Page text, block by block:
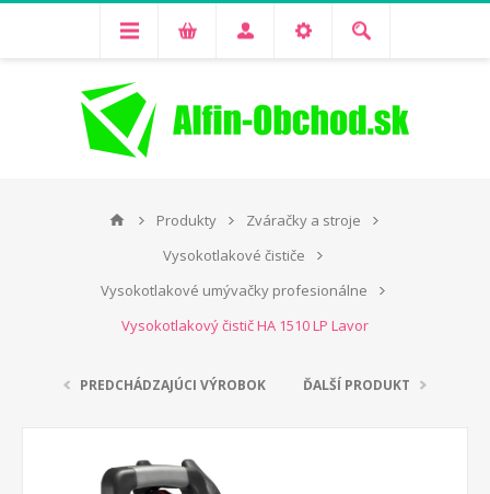
Produkty
Zváračky a stroje
Vysokotlakové čističe
Vysokotlakové umývačky profesionálne
Vysokotlakový čistič HA 1510 LP Lavor
PREDCHÁDZAJÚCI VÝROBOK ĎALŠÍ PRODUKT